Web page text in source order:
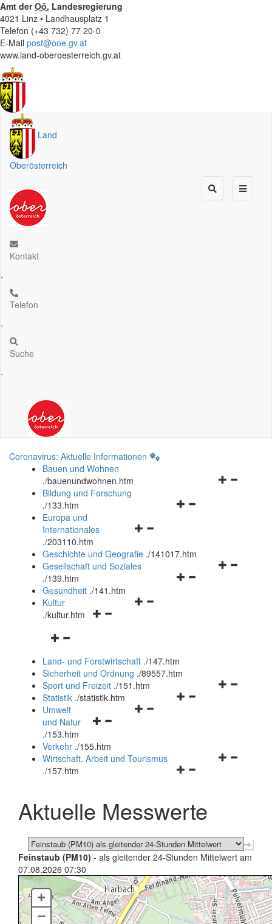
Amt derOö. Landesregierung
4021 Linz • Landhausplatz 1
Telefon (+43 732) 77 20-0
E-Mail post@ooe.gv.at
www.land-oberoesterreich.gv.at
Land
Oberösterreich
Kontakt
.
Telefon
.
Suche
.
Coronavirus: Aktuelle Informationen
Bauen und Wohnen
./bauenundwohnen.htm
Navigationsmenü
Bildung und Forschung
./133.htm
Navigationsmenü
und
schließen
Europa und
Internationales
./203110.htm
Geschichte und Geografie ./141017.htm
Navigationsmenü
Gesellschaft und Soziales
./139.htm
Navigationsmenü
Gesundheit ./141.htm
Navigationsmenü
Kultur
./kultur.htm
Navigationsmenü
und
schließen
Land- und Forstwirtschaft ./147.htm
Sicherheit und Ordnung ./89557.htm
Navigationsmenü
Sport und Freizeit ./151.htm
Navigationsmenü
Statistik ./statistik.htm
Navigationsmenü
und
schließen
Umwelt
und Natur
./153.htm
Verkehr ./155.htm
Navigationsmenü
schließen
Wirtschaft, Arbeit und Tourismus
./157.htm
Aktuelle Messwerte
Feinstaub (PM10) - als gleitender 24-Stunden Mittelwert am
07.08.2026 07:30
+
–